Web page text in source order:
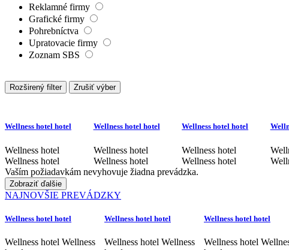
Reklamné firmy
Grafické firmy
Pohrebníctva
Upratovacie firmy
Zoznam SBS
Rozširený filter Zrušiť výber
Wellness hotel hotel
Wellness hotel
Wellness hotel
Wellness hotel hotel
Wellness hotel
Wellness hotel
Wellness hotel hotel
Wellness hotel
Wellness hotel
Vaším požiadavkám nevyhovuje žiadna prevádzka.
Zobraziť ďalšie
NAJNOVŠIE PREVÁDZKY
Wellness hotel hotel
Wellness hotel Wellness
Wellness hotel hotel
Wellness hotel Wellness
Wellness hotel hotel
Wellness hotel